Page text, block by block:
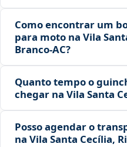
Como encontrar um
para moto na Vila
Branco‑AC?
Quanto tempo o
chegar na Vila Santa
Posso agendar o
na Vila Santa Cecília,